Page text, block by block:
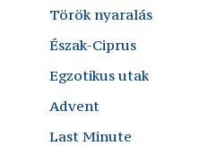
Török nyaralás
Észak-Ciprus
Egzotikus utak
Advent
Last Minute